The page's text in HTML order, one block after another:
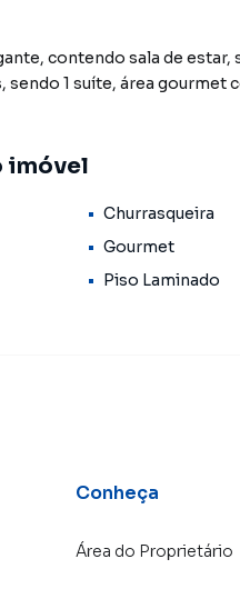
contendo sala de estar,
sendo 1 suíte, área gourmet
imóvel
Churrasqueira
Gourmet
Piso Laminado
Conheça
Área do Proprietário